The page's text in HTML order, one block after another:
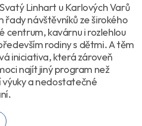
Linhart u Karlových Varů
řady návštěvníků ze širokého
centrum, kavárnu i rozlehlou
rodiny s dětmi. A těm
iniciativa, která zároveň
najít jiný program než
výuky a nedostatečné